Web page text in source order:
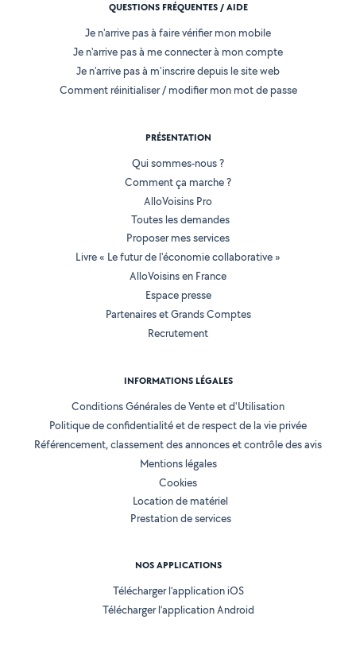
QUESTIONS FRÉQUENTES / AIDE
Je n'arrive pas à faire vérifier mon mobile
Je n'arrive pas à me connecter à mon compte
Je n'arrive pas à m'inscrire depuis le site web
Comment réinitialiser / modifier mon mot de passe
PRÉSENTATION
Qui sommes-nous ?
Comment ça marche ?
AlloVoisins Pro
Toutes les demandes
Proposer mes services
Livre « Le futur de l'économie collaborative »
AlloVoisins en France
Espace presse
Partenaires et Grands Comptes
Recrutement
INFORMATIONS LÉGALES
Conditions Générales de Vente et d'Utilisation
Politique de confidentialité et de respect de la vie privée
Référencement, classement des annonces et contrôle des avis
Mentions légales
Cookies
Location de matériel
Prestation de services
NOS APPLICATIONS
Télécharger l’application iOS
Télécharger l’application Android